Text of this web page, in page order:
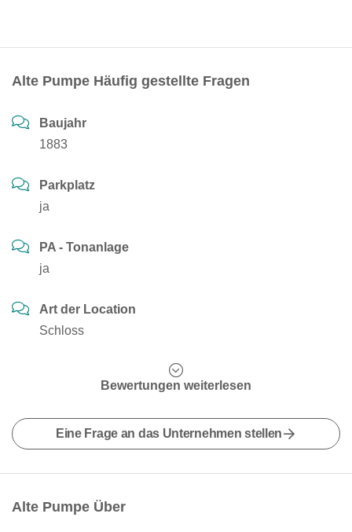
Alte Pumpe Häufig gestellte Fragen
Baujahr
1883
Parkplatz
ja
PA - Tonanlage
ja
Art der Location
Schloss
Bewertungen weiterlesen
Eine Frage an das Unternehmen stellen
Alte Pumpe Über